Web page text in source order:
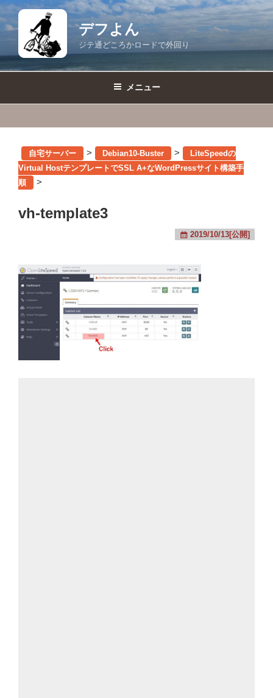
コ
ン
デフよん
ジテ通どころかロードで外回り
メニュー
自宅サーバー > Debian10-Buster >
LiteSpeedの
Virtual HostテンプレートでSSL A+なWordPressサイト構築手
順
>
vh-template3
2019/10/13[公開]